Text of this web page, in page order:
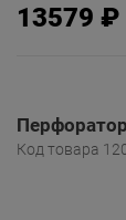
13579 ₽
Код товара